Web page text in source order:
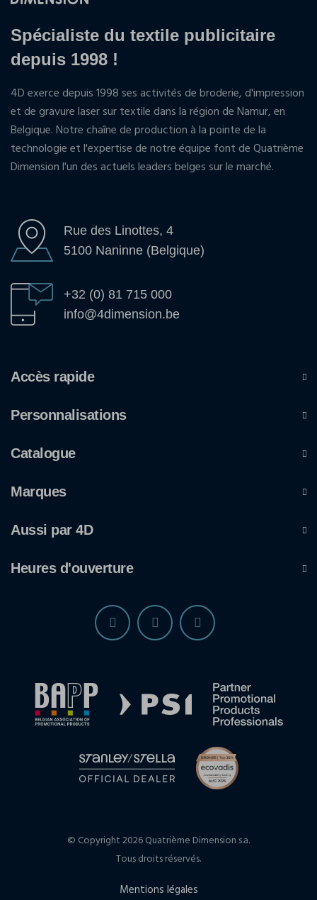
Spécialiste du textile publicitaire
depuis 1998 !
4D exerce depuis 1998 ses activités de broderie, d'impression
et de gravure laser sur textile dans la région de Namur, en
Belgique. Notre chaîne de production à la pointe de la
technologie et l'expertise de notre équipe font de Quatrième
Dimension l'un des actuels leaders belges sur le marché.
Rue des Linottes, 4
5100 Naninne (Belgique)
+32 (0) 81 715 000
info@4dimension.be
Accès rapide
Personnalisations
Catalogue
Marques
Aussi par 4D
Heures d'ouverture
© Copyright 2026 Quatrième Dimension s.a.
Tous droits réservés.
Mentions légales